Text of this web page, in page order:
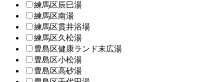
練馬区辰巳湯
練馬区南湯
練馬区貫井浴場
練馬区久松湯
豊島区健康ランド末広湯
豊島区小松湯
豊島区高砂湯